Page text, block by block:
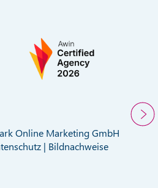
Online Marketing GmbH
| Bildnachweise